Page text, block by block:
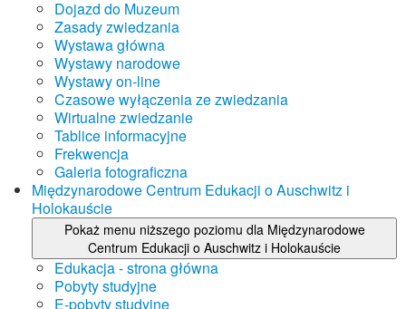
Dojazd do Muzeum
Zasady zwiedzania
Wystawa główna
Wystawy narodowe
Wystawy on-line
Czasowe wyłączenia ze zwiedzania
Wirtualne zwiedzanie
Tablice informacyjne
Frekwencja
Galeria fotograficzna
Międzynarodowe Centrum Edukacji o Auschwitz i
Holokauście
Pokaż menu niższego poziomu dla Międzynarodowe
Centrum Edukacji o Auschwitz i Holokauście
Edukacja - strona główna
Pobyty studyjne
E-pobyty studyjne